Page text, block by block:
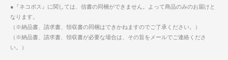
●『ネコポス』に関しては、信書の同梱ができません。よって商品のみのお届けと
なります。
（※納品書、請求書、領収書の同梱はできかねますのでご了承ください。）
（※納品書、請求書、領収書が必要な場合は、その旨をメールでご連絡くださ
い。）